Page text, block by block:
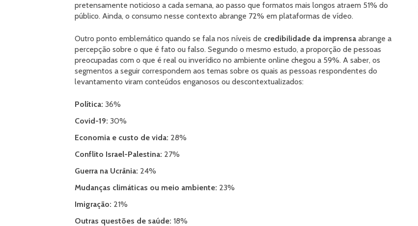
pretensamente noticioso a cada semana, ao passo que formatos mais longos atraem 51% do
público. Ainda, o consumo nesse contexto abrange 72% em plataformas de vídeo.
Outro ponto emblemático quando se fala nos níveis de credibilidade da imprensa abrange a
percepção sobre o que é fato ou falso. Segundo o mesmo estudo, a proporção de pessoas
preocupadas com o que é real ou inverídico no ambiente online chegou a 59%. A saber, os
segmentos a seguir correspondem aos temas sobre os quais as pessoas respondentes do
levantamento viram conteúdos enganosos ou descontextualizados:
Política: 36%
Covid-19: 30%
Economia e custo de vida: 28%
Conflito Israel-Palestina: 27%
Guerra na Ucrânia: 24%
Mudanças climáticas ou meio ambiente: 23%
Imigração: 21%
Outras questões de saúde: 18%